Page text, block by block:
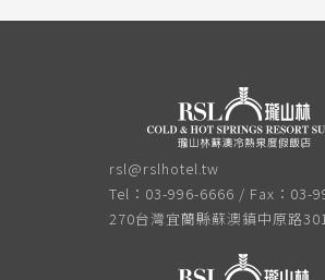
rsl@rslhotel.tw
Tel：03-996-6666 / Fax：03-
270台灣宜蘭縣蘇澳鎮中原路